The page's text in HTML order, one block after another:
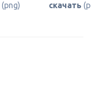
(png) скачать